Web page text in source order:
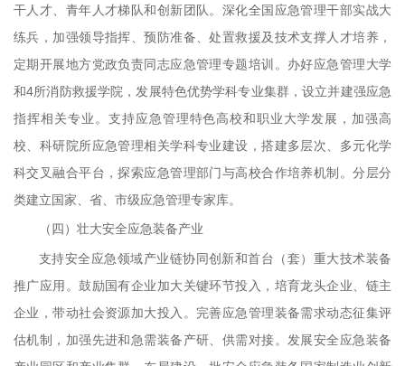
干人才、青年人才梯队和创新团队。深化全国应急管理干部实战大
练兵，加强领导指挥、预防准备、处置救援及技术支撑人才培养，
定期开展地方党政负责同志应急管理专题培训。办好应急管理大学
和4所消防救援学院，发展特色优势学科专业集群，设立并建强应急
指挥相关专业。支持应急管理特色高校和职业大学发展，加强高
校、科研院所应急管理相关学科专业建设，搭建多层次、多元化学
科交叉融合平台，探索应急管理部门与高校合作培养机制。分层分
类建立国家、省、市级应急管理专家库。
（四）壮大安全应急装备产业
支持安全应急领域产业链协同创新和首台（套）重大技术装备
推广应用。鼓励国有企业加大关键环节投入，培育龙头企业、链主
企业，带动社会资源加大投入。完善应急管理装备需求动态征集评
估机制，加强先进和急需装备产研、供需对接。发展安全应急装备